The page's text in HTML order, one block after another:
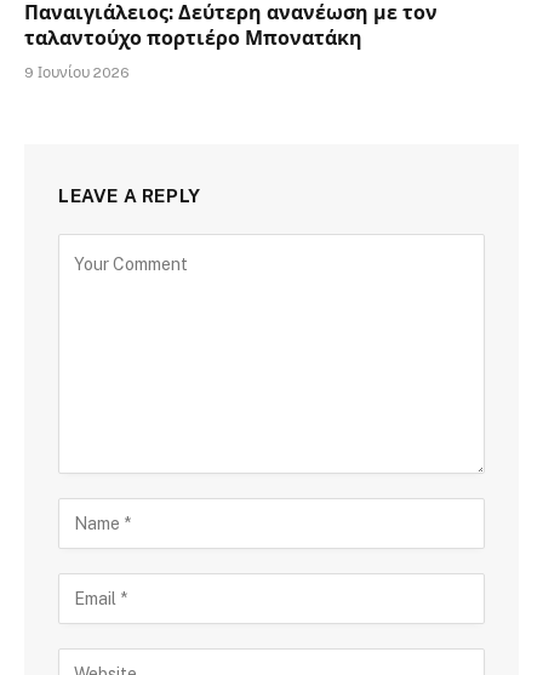
Παναιγιάλειος: Δεύτερη ανανέωση με τον
ταλαντούχο πορτιέρο Μπονατάκη
9 Ιουνίου 2026
LEAVE A REPLY